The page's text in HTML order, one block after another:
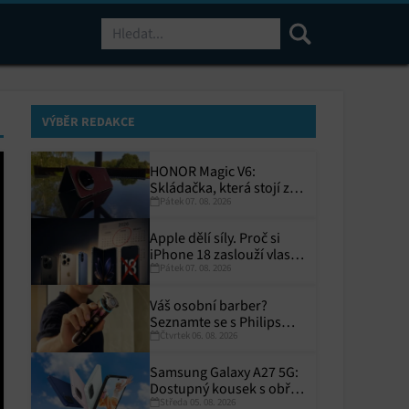
VÝBĚR REDAKCE
HONOR Magic V6:
Skládačka, která stojí za
toPátek 07. 08. 2026
Apple dělí síly. Proč si
iPhone 18 zaslouží vlastní
termín?
Pátek 07. 08. 2026
Váš osobní barber?
Seznamte se s Philips
i9000 Prestige Ultra
Čtvrtek 06. 08. 2026
Samsung Galaxy A27 5G:
Dostupný kousek s obřím
displejem
Středa 05. 08. 2026